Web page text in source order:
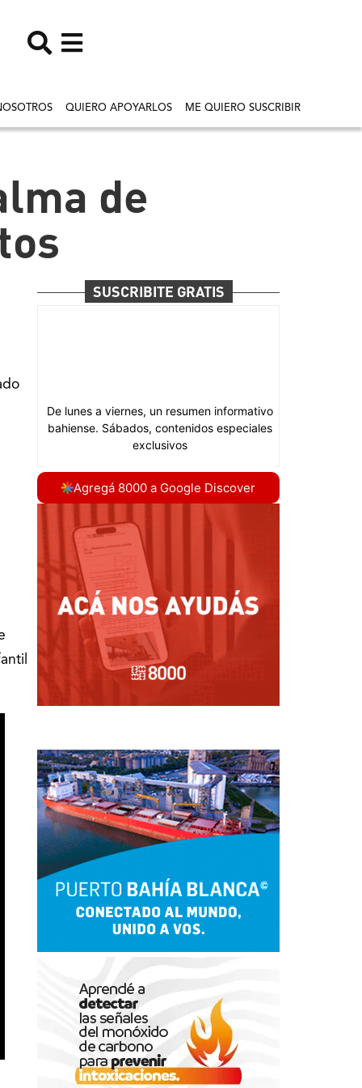
QUIERO APOYARLOS ME QUIERO SUSCRIBIR
de
SUSCRIBITE GRATIS
Agregá 8000 a Google Discover